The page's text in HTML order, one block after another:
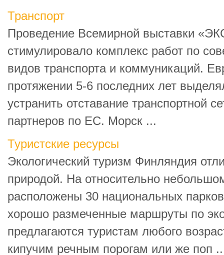
Транспорт
Проведение Всемирной выставки
стимулировало комплекс работ по
видов транспорта и коммуникаций.
протяжении 5-6 последних лет
устранить отставание транспортной
партнеров по ЕС. Морск ...
Туристские ресурсы
Экологический туризм Финляндия
природой. На относительно
расположены 30 национальных
хорошо размеченные маршруты по
предлагаются туристам любого
кипучим речным порогам или же поп